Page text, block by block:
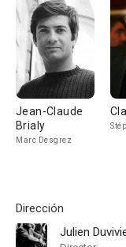
Jean-Claude
Brialy
Marc Desgrez
Dirección
Julien